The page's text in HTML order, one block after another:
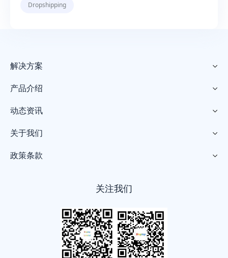
Dropshipping
解决方案 
产品介绍 
动态资讯 
关于我们 
政策条款 
关注我们